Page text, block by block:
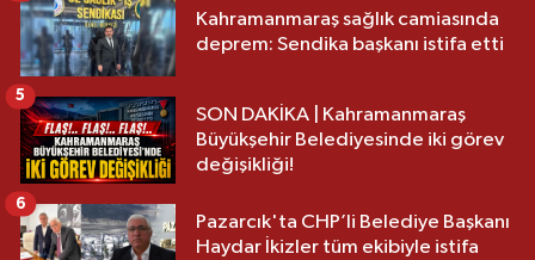
Kahramanmaraş sağlık camiasında
deprem: Sendika başkanı istifa etti
SON DAKİKA | Kahramanmaraş
Büyükşehir Belediyesinde iki görev
değişikliği!
5
Pazarcık'ta CHP’li Belediye Başkanı
Haydar İkizler tüm ekibiyle istifa
6